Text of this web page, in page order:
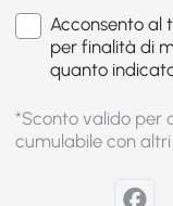
Acconsento al
per finalità di
quanto
*Sconto valido per
cumulabile con